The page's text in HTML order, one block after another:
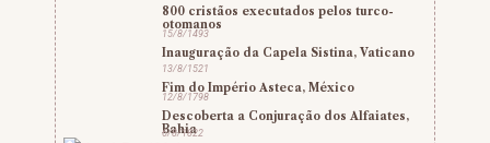
800 cristãos executados pelos turco-
otomanos
15/8/1493
Inauguração da Capela Sistina, Vaticano
13/8/1521
Fim do Império Asteca, México
12/8/1798
Descoberta a Conjuração dos Alfaiates,
Bahia
6/8/1822